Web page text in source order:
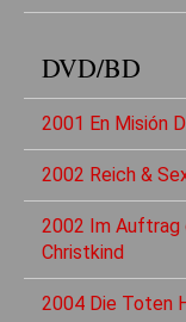
DVD/BD
2001 En Misión
2002 Reich &
2002 Im Auftrag
Christkind
2004 Die Toten